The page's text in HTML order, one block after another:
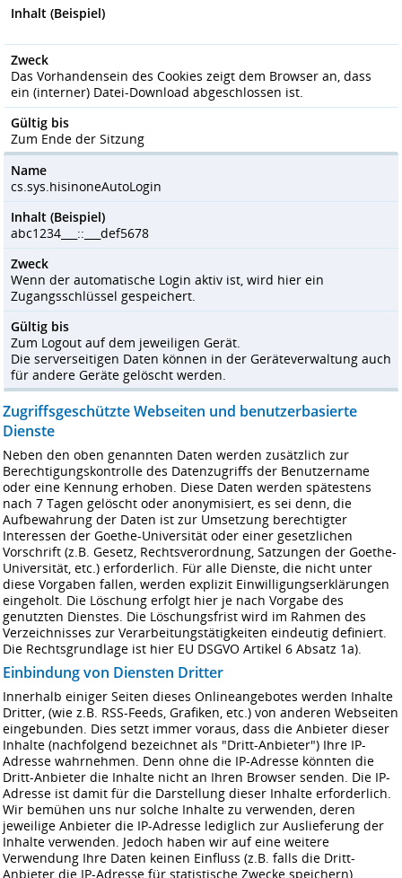
Inhalt (Beispiel)
Zweck
Das Vorhandensein des Cookies zeigt dem Browser an, dass
ein (interner) Datei-Download abgeschlossen ist.
Gültig bis
Zum Ende der Sitzung
Name
cs.sys.hisinoneAutoLogin
Inhalt (Beispiel)
abc1234___::___def5678
Zweck
Wenn der automatische Login aktiv ist, wird hier ein
Zugangsschlüssel gespeichert.
Gültig bis
Zum Logout auf dem jeweiligen Gerät.
Die serverseitigen Daten können in der Geräteverwaltung auch
für andere Geräte gelöscht werden.
Zugriffsgeschützte Webseiten und benutzerbasierte
Dienste
Neben den oben genannten Daten werden zusätzlich zur
Berechtigungskontrolle des Datenzugriffs der Benutzername
oder eine Kennung erhoben. Diese Daten werden spätestens
nach 7 Tagen gelöscht oder anonymisiert, es sei denn, die
Aufbewahrung der Daten ist zur Umsetzung berechtigter
Interessen der Goethe-Universität oder einer gesetzlichen
Vorschrift (z.B. Gesetz, Rechtsverordnung, Satzungen der Goethe-
Universität, etc.) erforderlich. Für alle Dienste, die nicht unter
diese Vorgaben fallen, werden explizit Einwilligungser­klärungen
eingeholt. Die Löschung erfolgt hier je nach Vorgabe des
genutzten Dienstes. Die Löschungsfrist wird im Rahmen des
Verzeichnisses zur Verarbeitungstätigkeiten eindeutig definiert.
Die Rechtsgrundlage ist hier EU DSGVO Artikel 6 Absatz 1a).
Einbindung von Diensten Dritter
Innerhalb einiger Seiten dieses Onlineangebotes werden Inhalte
Dritter, (wie z.B. RSS-Feeds, Grafiken, etc.) von anderen Webseiten
eingebunden. Dies setzt immer voraus, dass die Anbieter dieser
Inhalte (nachfolgend bezeichnet als "Dritt-Anbieter") Ihre IP-
Adresse wahrnehmen. Denn ohne die IP-Adresse könnten die
Dritt-Anbieter die Inhalte nicht an Ihren Browser senden. Die IP-
Adresse ist damit für die Darstellung dieser Inhalte erforderlich.
Wir bemühen uns nur solche Inhalte zu verwenden, deren
jeweilige Anbieter die IP-Adresse lediglich zur Auslieferung der
Inhalte verwenden. Jedoch haben wir auf eine weitere
Verwendung Ihre Daten keinen Einfluss (z.B. falls die Dritt-
Anbieter die IP-Adresse für statistische Zwecke speichern).